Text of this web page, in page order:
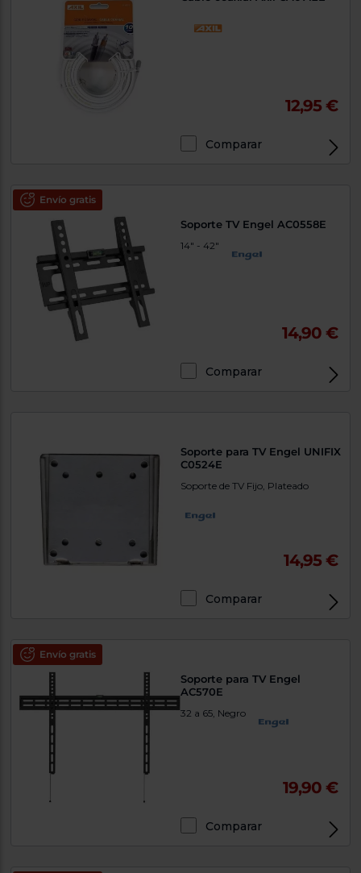
12,95 €
Comparar
Envío gratis
Soporte TV Engel AC0558E
14" - 42"
14,90 €
Comparar
Soporte para TV Engel UNIFIX
C0524E
Soporte de TV Fijo, Plateado
14,95 €
Comparar
Envío gratis
Soporte para TV Engel
AC570E
32 a 65, Negro
19,90 €
Comparar